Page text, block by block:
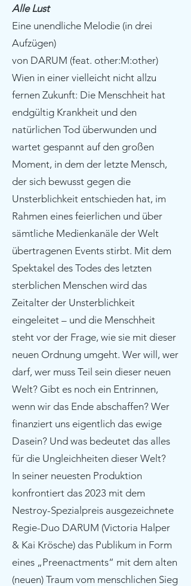
Alle Lust
Eine unendliche Melodie (in drei
Aufzügen)
von DARUM (feat. other:M:other)
Wien in einer vielleicht nicht allzu
fernen Zukunft: Die Menschheit hat
endgültig Krankheit und den
natürlichen Tod überwunden und
wartet gespannt auf den großen
Moment, in dem der letzte Mensch,
der sich bewusst gegen die
Unsterblichkeit entschieden hat, im
Rahmen eines feierlichen und über
sämtliche Medienkanäle der Welt
übertragenen Events stirbt. Mit dem
Spektakel des Todes des letzten
sterblichen Menschen wird das
Zeitalter der Unsterblichkeit
eingeleitet – und die Menschheit
steht vor der Frage, wie sie mit dieser
neuen Ordnung umgeht. Wer will, wer
darf, wer muss Teil sein dieser neuen
Welt? Gibt es noch ein Entrinnen,
wenn wir das Ende abschaffen? Wer
finanziert uns eigentlich das ewige
Dasein? Und was bedeutet das alles
für die Ungleichheiten dieser Welt?
In seiner neuesten Produktion
konfrontiert das 2023 mit dem
Nestroy-Spezial­preis ausgezeichnete
Regie-Duo DARUM (Victoria Halper
& Kai Krösche) das Publikum in Form
eines „Preenactments“ mit dem alten
(neuen) Traum vom menschlichen Sieg